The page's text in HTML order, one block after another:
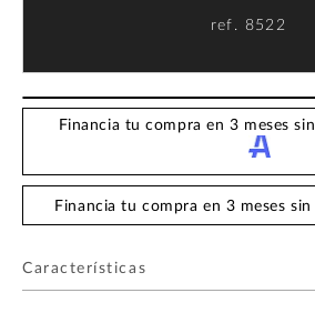
ref. 8522
Financia tu compra en 3 meses
Financia tu compra en 3 meses sin
Características